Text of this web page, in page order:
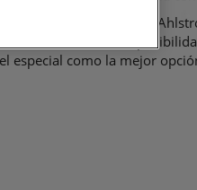
por Propósito
” de
conciencia sobre la
especial como la mejor